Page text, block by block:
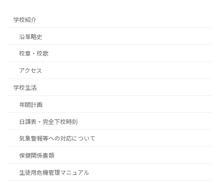
学校紹介
沿革略史
校章・校歌
アクセス
学校生活
年間計画
日課表・完全下校時刻
気象警報等への対応について
保健関係書類
生徒用危機管理マニュアル